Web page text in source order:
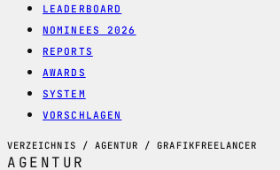
LEADERBOARD
NOMINEES 2026
REPORTS
AWARDS
SYSTEM
VORSCHLAGEN
VERZEICHNIS / AGENTUR / GRAFIKFREELANCER
AGENTUR